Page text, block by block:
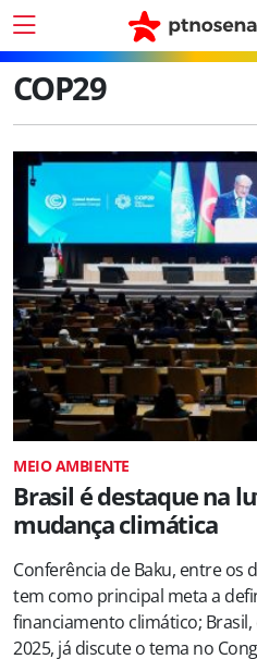
COP29
MEIO AMBIENTE
Brasil é destaque na
mudança climática
Conferência de Baku, entre os
tem como principal meta a
financiamento climático; Brasil,
2025, já discute o tema no